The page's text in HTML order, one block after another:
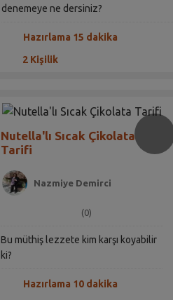
denemeye ne dersiniz?
Hazırlama 15 dakika
2 Kişilik
Nutella'lı Sıcak Çikolata
Tarifi
Nazmiye Demirci
(0)
Bu müthiş lezzete kim karşı koyabilir
ki?
Hazırlama 10 dakika